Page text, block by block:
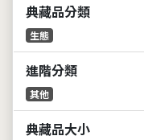
典藏品分類
生態
進階分類
其他
典藏品大小